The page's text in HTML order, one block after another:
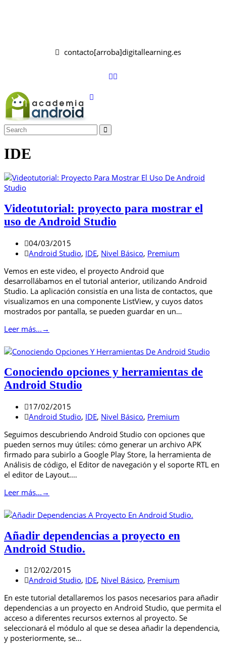
contacto[arroba]digitallearning.es
IDE
Videotutorial: proyecto para mostrar el
uso de Android Studio
04/03/2015
Android Studio, IDE, Nivel Básico, Premium
Vemos en este video, el proyecto Android que
desarrollábamos en el tutorial anterior, utilizando Android
Studio. La aplicación consistía en una lista de contactos, que
visualizamos en una componente ListView, y cuyos datos
mostrados por pantalla, se pueden guardar en un…
Leer más... →
Conociendo opciones y herramientas de
Android Studio
17/02/2015
Android Studio, IDE, Nivel Básico, Premium
Seguimos descubriendo Android Studio con opciones que
pueden sernos muy útiles: cómo generar un archivo APK
firmado para subirlo a Google Play Store, la herramienta de
Análisis de código, el Editor de navegación y el soporte RTL en
el editor de Layout.…
Leer más... →
Añadir dependencias a proyecto en
Android Studio.
12/02/2015
Android Studio, IDE, Nivel Básico, Premium
En este tutorial detallaremos los pasos necesarios para añadir
dependencias a un proyecto en Android Studio, que permita el
acceso a diferentes recursos externos al proyecto. Se
seleccionará el módulo al que se desea añadir la dependencia,
y posteriormente, se…